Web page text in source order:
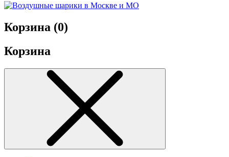
Корзина (0)
Корзина